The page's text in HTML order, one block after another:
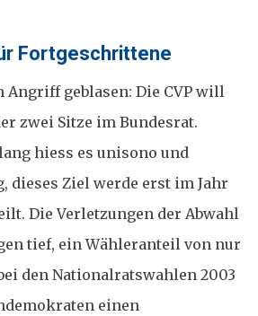
Fortgeschrittene
geblasen: Die CVP will
zwei Sitze im Bundesrat.
hiess es unisono und
dieses Ziel werde erst im Jahr
Die Verletzungen der Abwahl
tief, ein Wähleranteil von nur
den Nationalratswahlen 2003
einen